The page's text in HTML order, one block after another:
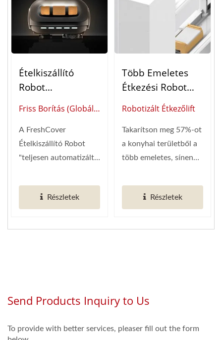
Ételkiszállító
Robot
(Gőzmozdony)
Friss Borítás (Globális
Étteremautomatizálás
A FreshCover
Ételkiszállító Robot
"teljesen automatizált
rendelkezik,...
Részletek
Több Emeletes
Étkezési Robot
(sínen Vezetett)
Robotizált Étkezőlift
Takarítson meg 57%-ot
a konyhai területből a
több emeletes, sínen
Részletek